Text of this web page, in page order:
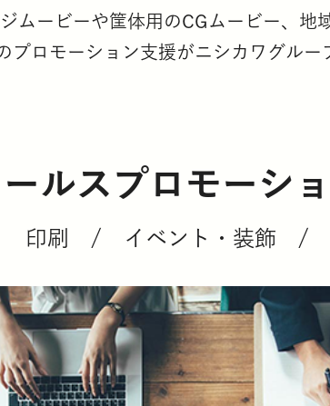
ムービーや筐体用のCGムービー、地
プロモーション支援がニシカワグルー
ルスプロモーシ
印刷 / イベント・装飾 /